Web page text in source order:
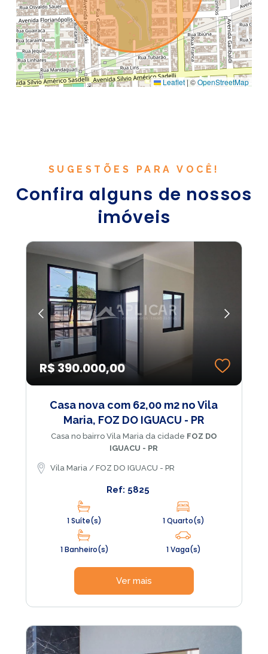
Leaflet | ©OpenStreetMap
SUGESTÕES PARA VOCÊ!
Confira alguns de nossos
imóveis
R$ 390.000,00
Casa nova com 62,00 m2 no Vila
Maria, FOZ DO IGUACU - PR
Casa no bairro Vila Maria da cidade FOZ DO
IGUACU - PR
Vila Maria / FOZ DO IGUACU - PR
Ref: 5825
1 Suíte(s) 1 Quarto(s)
1 Banheiro(s) 1 Vaga(s)
Ver mais